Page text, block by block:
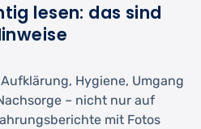
lesen: das sind
Hygiene, Umgang
– nicht nur auf
mit Fotos